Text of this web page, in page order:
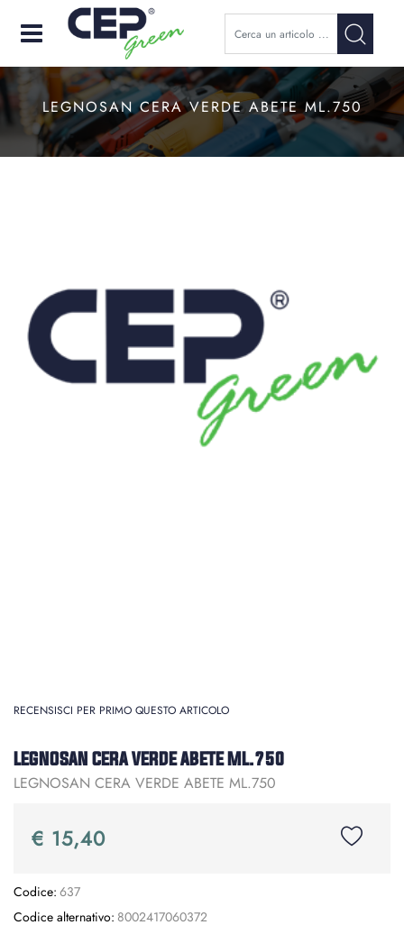
Open
LEGNOSAN CERA VERDE ABETE ML.750
RECENSISCI PER PRIMO QUESTO ARTICOLO
LEGNOSAN CERA VERDE ABETE ML.750
LEGNOSAN CERA VERDE ABETE ML.750
€ 15,40
Codice: 637
Codice alternativo: 8002417060372